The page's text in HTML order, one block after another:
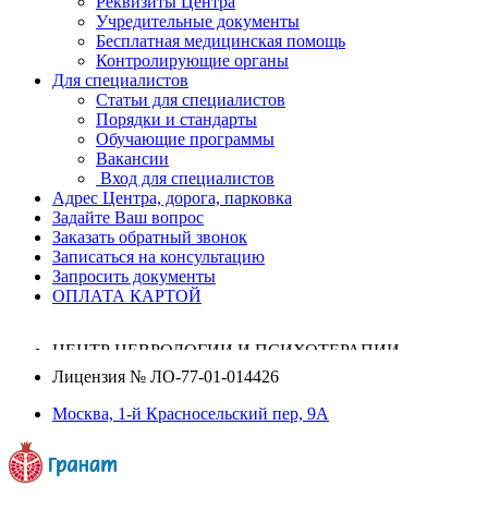
Учредительные документы
Бесплатная медицинская помощь
Контролирующие органы
Для специалистов
Статьи для специалистов
Порядки и стандарты
Обучающие программы
Вакансии
Вход для специалистов
Адрес Центра, дорога, парковка
Задайте Ваш вопрос
Заказать обратный звонок
Записаться на консультацию
Запросить документы
ОПЛАТА КАРТОЙ
ЦЕНТР НЕВРОЛОГИИ И ПСИХОТЕРАПИИ
Лицензия № ЛО-77-01-014426
Москва, 1-й Красносельский пер, 9А